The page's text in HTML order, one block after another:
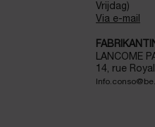
Vrijdag)
Via e-mail
LANCOME
14, rue